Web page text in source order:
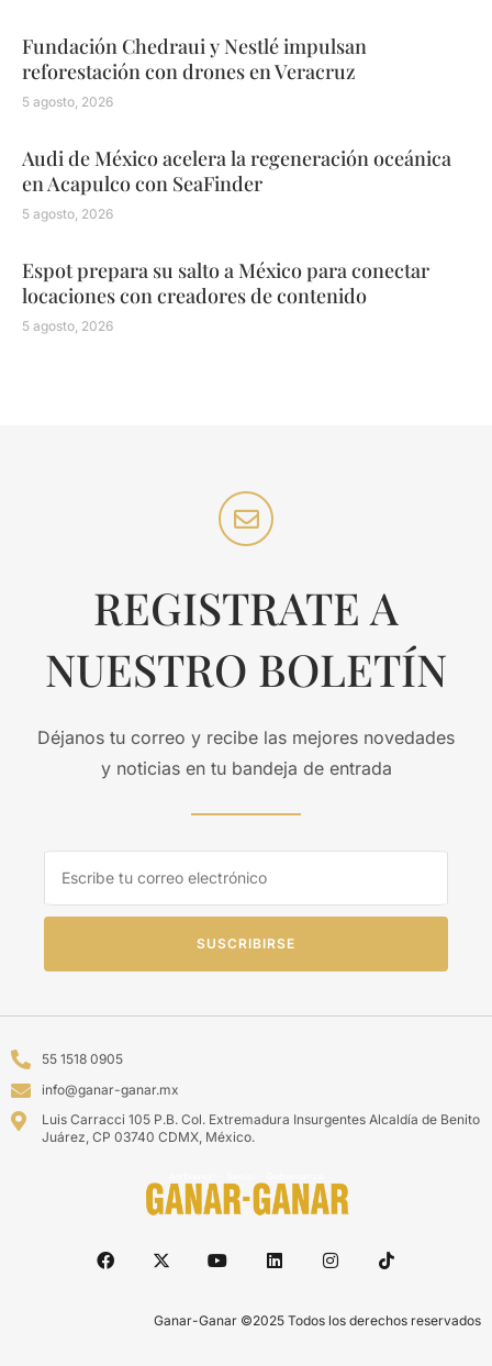
Fundación Chedraui y Nestlé impulsan
reforestación con drones en Veracruz
5 agosto, 2026
Audi de México acelera la regeneración oceánica
en Acapulco con SeaFinder
5 agosto, 2026
Espot prepara su salto a México para conectar
locaciones con creadores de contenido
5 agosto, 2026
REGISTRATE A
NUESTRO BOLETÍN
Déjanos tu correo y recibe las mejores novedades
y noticias en tu bandeja de entrada
SUSCRIBIRSE
55 1518 0905
info@ganar-ganar.mx
Luis Carracci 105 P.B. Col. Extremadura Insurgentes Alcaldía de Benito
Juárez, CP 03740 CDMX, México.
Ganar-Ganar ©2025 Todos los derechos reservados